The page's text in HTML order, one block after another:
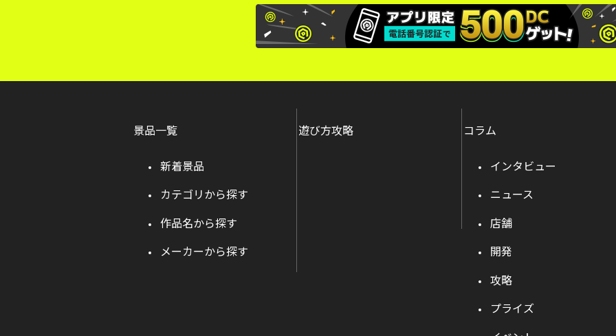
景品一覧
新着景品
カテゴリから探す
作品名から探す
メーカーから探す
遊び方攻略 コラム
インタビュー
ニュース
店舗
開発
攻略
プライズ